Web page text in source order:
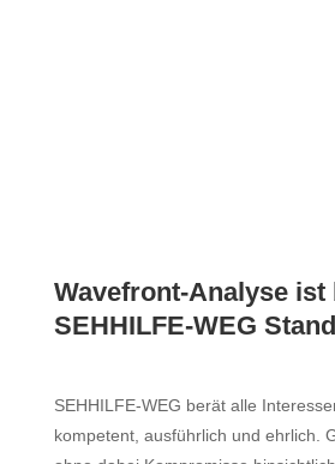
Wavefront-Analyse ist
SEHHILFE-WEG
SEHHILFE-WEG berät alle
kompetent, ausführlich und ehrlich.